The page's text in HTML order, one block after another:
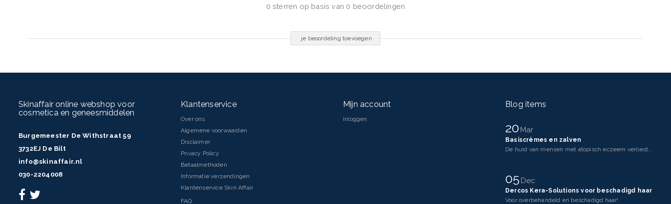
0 sterren op basis van 0 beoordelingen
je beoordeling toevoegen
Skinaffair online webshop voor
cosmetica en geneesmiddelen
Burgemeester De Withstraat 59
3732EJ De Bilt
info@skinaffair.nl
030-2204008
Klantenservice
Over ons
Algemene voorwaarden
Disclaimer
Privacy Policy
Betaalmethoden
Informatie verzendingen
Klantenservice Skin Affair
FAQ
Mijn account
Inloggen
Blog items
20Mar
Basiscrèmes en zalven
De huid van mensen met atopisch eczeem verliest makkelijker vocht dan een gezonde huid. Dit komt doo
05Dec
Dercos Kera-Solutions voor beschadigd haar
Voor overbehandeld en beschadigd haar!